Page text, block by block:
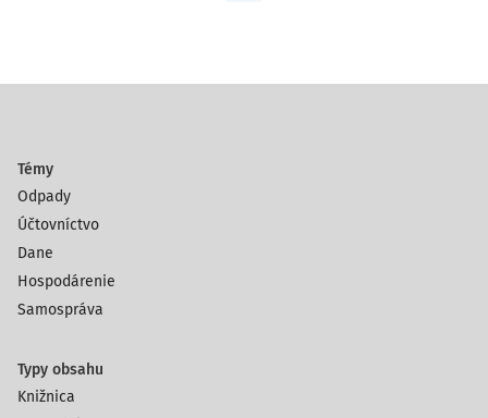
Témy
Odpady
Účtovníctvo
Dane
Hospodárenie
Samospráva
Typy obsahu
Knižnica